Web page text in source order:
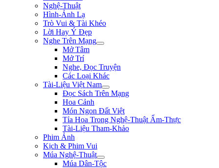
Nghệ-Thuật
Hình-Ảnh Lạ
Trò Vui & Tài Khéo
Lời Hay Ý Đẹp
Nghe Trên Mạng
Mở Tâm
Mở Trí
Nghe, Đọc Truyện
Các Loại Khác
Tài-Liệu Việt Nam
Đọc Sách Trên Mạng
Hoa Cảnh
Món Ngon Đất Việt
Tỉa Hoa Trong Nghệ-Thuật Ẩm-Thực
Tài-Liệu Tham-Khảo
Phim Ảnh
Kịch & Phim Vui
Múa Nghệ-Thuật
Múa Dân-Tộc